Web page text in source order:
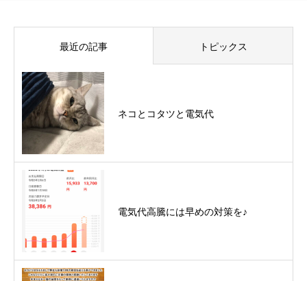
最近の記事 トピックス
ネコとコタツと電気代
電気代高騰には早めの対策を♪